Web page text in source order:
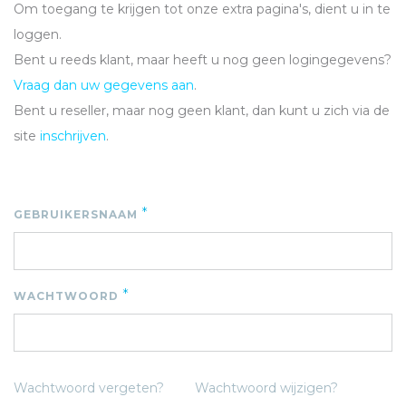
Om toegang te krijgen tot onze extra pagina's, dient u in te
loggen.
Bent u reeds klant, maar heeft u nog geen logingegevens?
Vraag dan uw gegevens aan.
Bent u reseller, maar nog geen klant, dan kunt u zich via de
site inschrijven.
GEBRUIKERSNAAM *
WACHTWOORD *
Wachtwoord vergeten? Wachtwoord wijzigen?